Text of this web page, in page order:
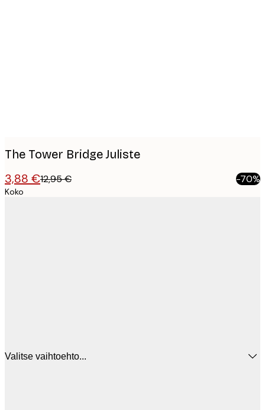
The Tower Bridge Juliste
3,88 €12,95 € -70%
Koko
Valitse vaihtoehto...